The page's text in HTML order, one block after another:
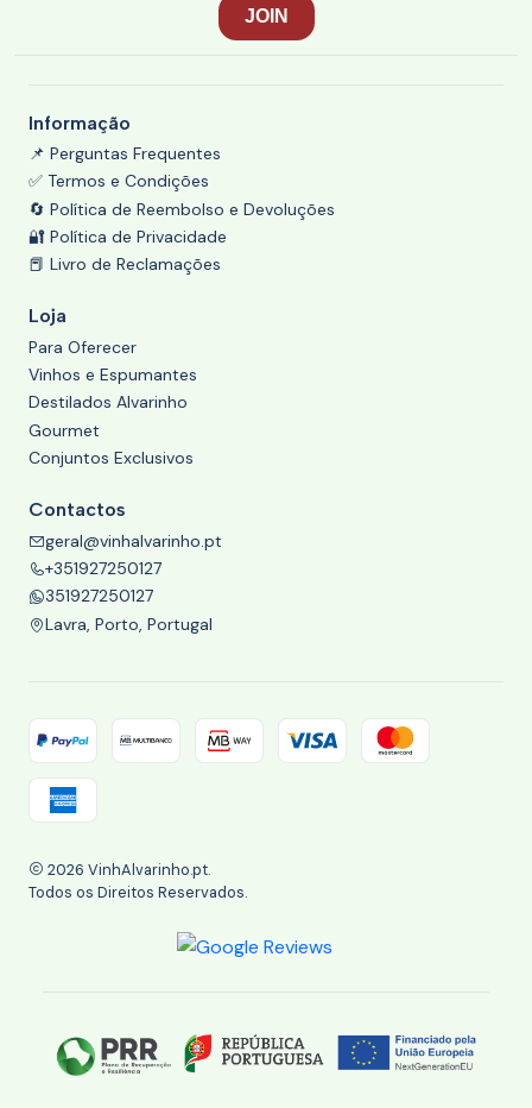
Informação
📌 Perguntas Frequentes
✅ Termos e Condições
🔄 Política de Reembolso e Devoluções
🔐 Política de Privacidade
📕 Livro de Reclamações
Loja
Para Oferecer
Vinhos e Espumantes
Destilados Alvarinho
Gourmet
Conjuntos Exclusivos
Contactos
geral@vinhalvarinho.pt
+351927250127
351927250127
Lavra, Porto, Portugal
2026 VinhAlvarinho.pt.
Todos os Direitos Reservados.